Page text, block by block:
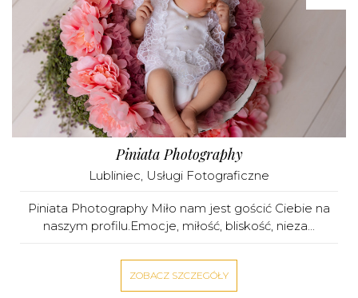
Piniata Photography
Lubliniec, Usługi Fotograficzne
Piniata Photography Miło nam jest gościć Ciebie na
naszym profilu.Emocje, miłość, bliskość, nieza...
ZOBACZ SZCZEGÓŁY